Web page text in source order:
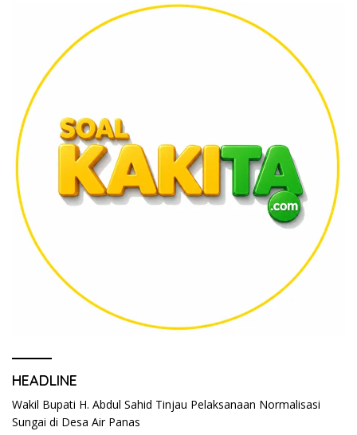
HEADLINE
Wakil Bupati H. Abdul Sahid Tinjau Pelaksanaan Normalisasi
Sungai di Desa Air Panas